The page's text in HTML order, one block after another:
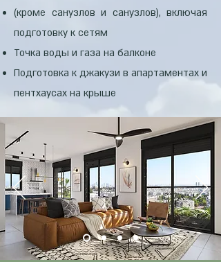
(кроме санузлов и санузлов), включая
подготовку к сетям
Точка воды и газа на балконе
Подготовка к джакузи в апартаментах и
пентхаусах на крыше